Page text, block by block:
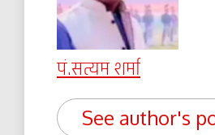
पं.सत्यम शर्मा
See author's